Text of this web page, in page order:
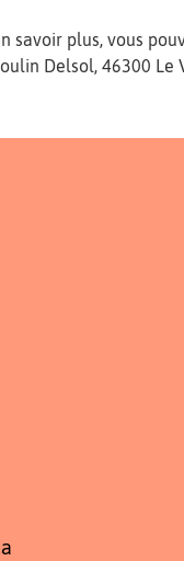
savoir plus, vous
Delsol, 46300 Le